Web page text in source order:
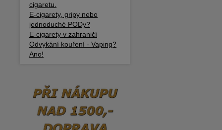
cigaretu.
E-cigarety, gripy nebo
jednoduché PODy?
E-cigarety v zahraničí
Odvykání kouření - Vaping?
Ano!